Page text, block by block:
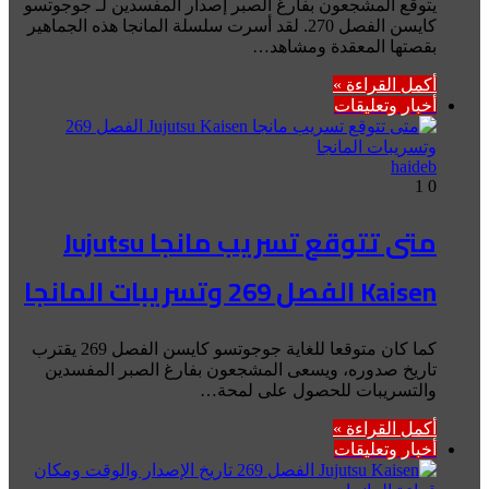
يتوقع المشجعون بفارغ الصبر إصدار المفسدين لـ جوجوتسو
كايسن الفصل 270. لقد أسرت سلسلة المانجا هذه الجماهير
بقصتها المعقدة ومشاهد…
أكمل القراءة »
أخبار وتعليقات
haideb
0
متى تتوقع تسريب مانجا Jujutsu
Kaisen الفصل 269 وتسريبات المانجا
كما كان متوقعا للغاية جوجوتسو كايسن الفصل 269 يقترب
تاريخ صدوره، ويسعى المشجعون بفارغ الصبر المفسدين
والتسريبات للحصول على لمحة…
أكمل القراءة »
أخبار وتعليقات